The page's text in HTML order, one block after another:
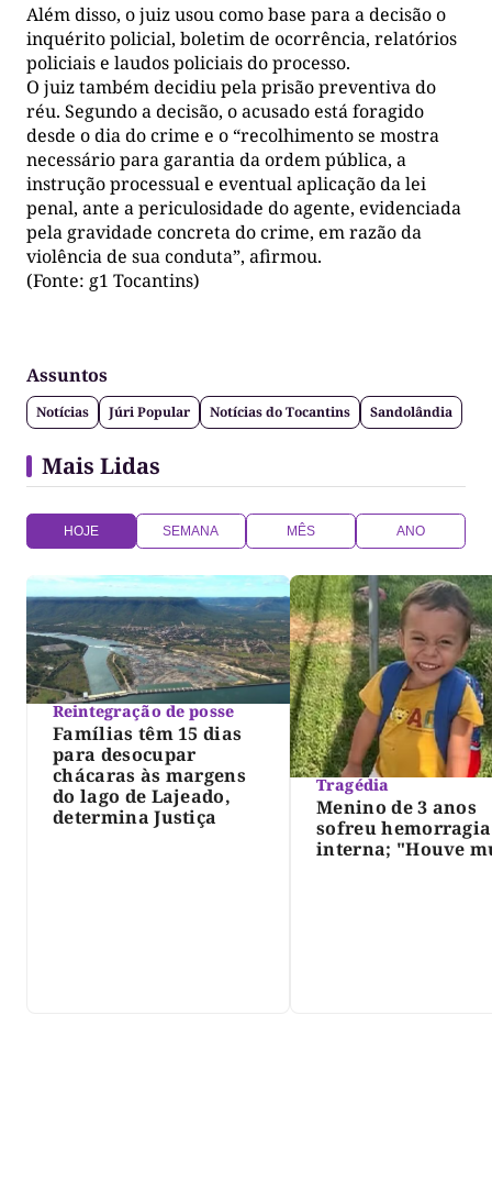
Além disso, o juiz usou como base para a decisão o
inquérito policial, boletim de ocorrência, relatórios
policiais e laudos policiais do processo.
O juiz também decidiu pela prisão preventiva do
réu. Segundo a decisão, o acusado está foragido
desde o dia do crime e o “recolhimento se mostra
necessário para garantia da ordem pública, a
instrução processual e eventual aplicação da lei
penal, ante a periculosidade do agente, evidenciada
pela gravidade concreta do crime, em razão da
violência de sua conduta”, afirmou.
(Fonte: g1 Tocantins)
Assuntos
Notícias Júri Popular Notícias do Tocantins Sandolândia
Mais Lidas
HOJE SEMANA MÊS ANO
Reintegração de posse
Famílias têm 15 dias
para desocupar
chácaras às margens
do lago de Lajeado,
determina Justiça
Tragédia
Menino de 3 anos
sofreu hemorragia
interna; "Houve